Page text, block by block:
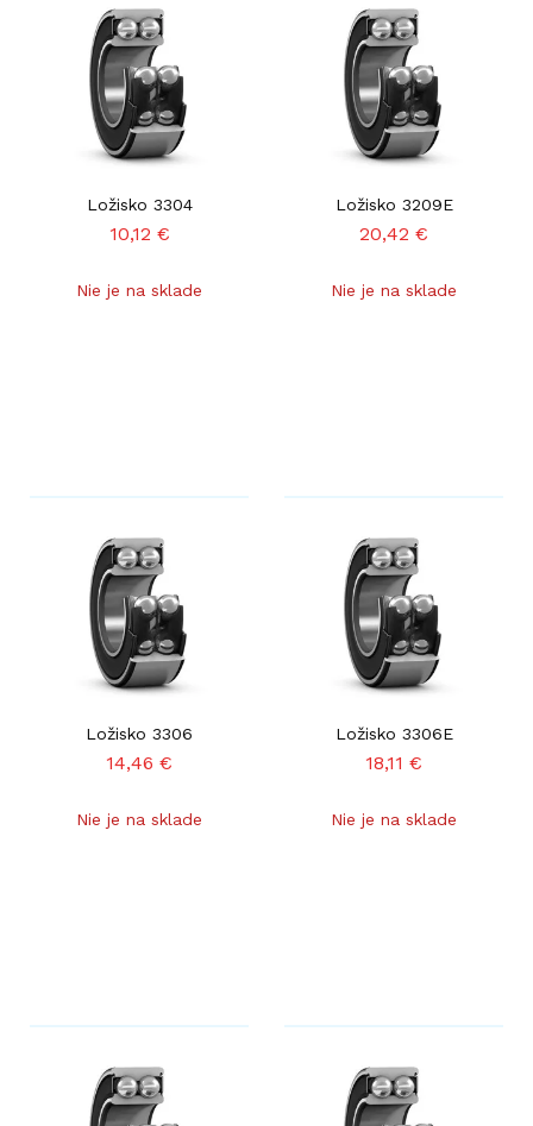
Ložisko 3304
10,12 €
Nie je na sklade
Ložisko 3209E
20,42 €
Nie je na sklade
Ložisko 3306
14,46 €
Nie je na sklade
Ložisko 3306E
18,11 €
Nie je na sklade